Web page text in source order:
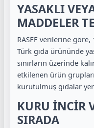
YASAKLI
MADDELER
RASFF verilerine
Türk gıda ürününde
sınırların üzerinde
etkilenen ürün
kurutulmuş gıdalar yer
KURU İNCİR
SIRADA